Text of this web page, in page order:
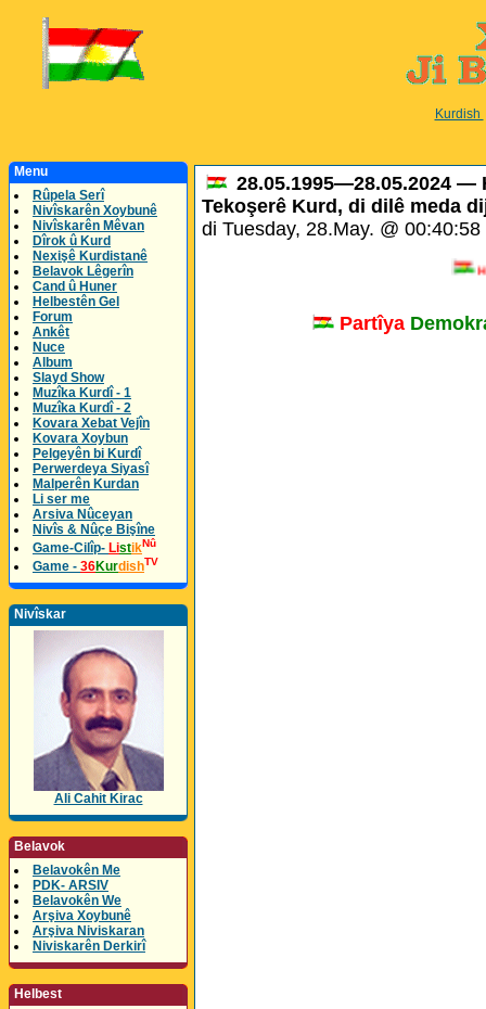
Kurdish
Menu
Rûpela Serî
Nivîskarên Xoybunê
Nivîskarên Mêvan
Dîrok û Kurd
Nexişê Kurdistanê
Belavok Lêgerîn
Cand û Huner
Helbestên Gel
Forum
Ankêt
Nuce
Album
Slayd Show
Muzîka Kurdî - 1
Muzîka Kurdî - 2
Kovara Xebat Vejîn
Kovara Xoybun
Pelgeyên bi Kurdî
Perwerdeya Siyasî
Malperên Kurdan
Li ser me
Arsiva Nûceyan
Nivîs & Nûçe Bişîne
Game-Cilîp- ListikNû
Game - 36KurdishTV
Nivîskar
Ali Cahit Kirac
Belavok
Belavokên Me
PDK- ARSIV
Belavokên We
Arşiva Xoybunê
Arşiva Niviskaran
Niviskarên Derkirî
Helbest
28.05.1995—28.05.2024 —
Tekoşerê Kurd, di dilê meda
di Tuesday, 28.May. @ 00:40:58
Partîya